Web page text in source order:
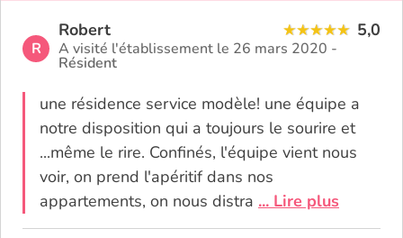
R
Robert 5,0
A visité l'établissement le 26 mars 2020 -
Résident
une résidence service modèle! une équipe a
notre disposition qui a toujours le sourire et
...même le rire. Confinés, l'équipe vient nous
voir, on prend l'apéritif dans nos
appartements, on nous distra ... Lire plus